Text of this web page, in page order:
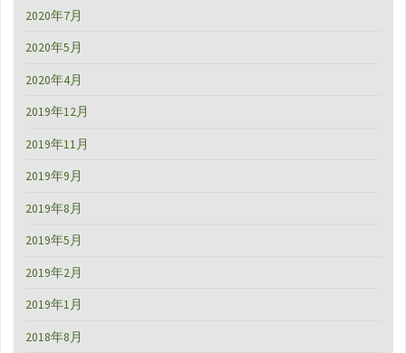
2020年7月
2020年5月
2020年4月
2019年12月
2019年11月
2019年9月
2019年8月
2019年5月
2019年2月
2019年1月
2018年8月